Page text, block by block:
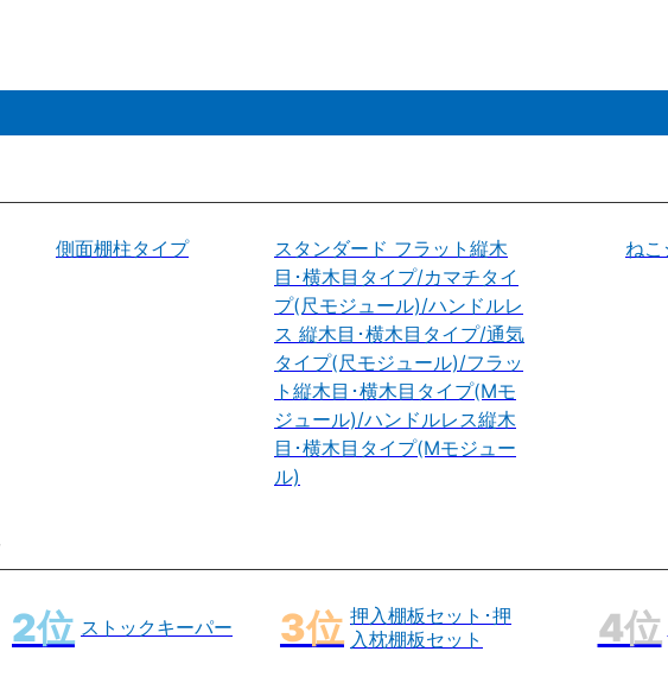
側面棚柱タイプ
スタンダード フラット縦木
目･横木目タイプ/カマチタイ
プ(尺モジュール)/ハンドルレ
ス 縦木目･横木目タイプ/通気
タイプ(尺モジュール)/フラッ
ト縦木目･横木目タイプ(Mモ
ジュール)/ハンドルレス縦木
目･横木目タイプ(Mモジュー
ル)
ね
ストックキーパー
押入棚板セット･押
入枕棚板セット